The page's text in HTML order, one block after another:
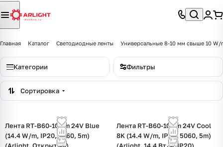
Главная Каталог Светодиодные ленты Универсальные 8-10 мм свыше 10 W/
Категории Фильтры
Сортировка
Лента RT-B60-10mm 24V Blue
(14.4 W/m, IP20, 5060, 5m)
Лента RT-B60-10mm 24V Cool
8K (14.4 W/m, IP20, 5060, 5m)